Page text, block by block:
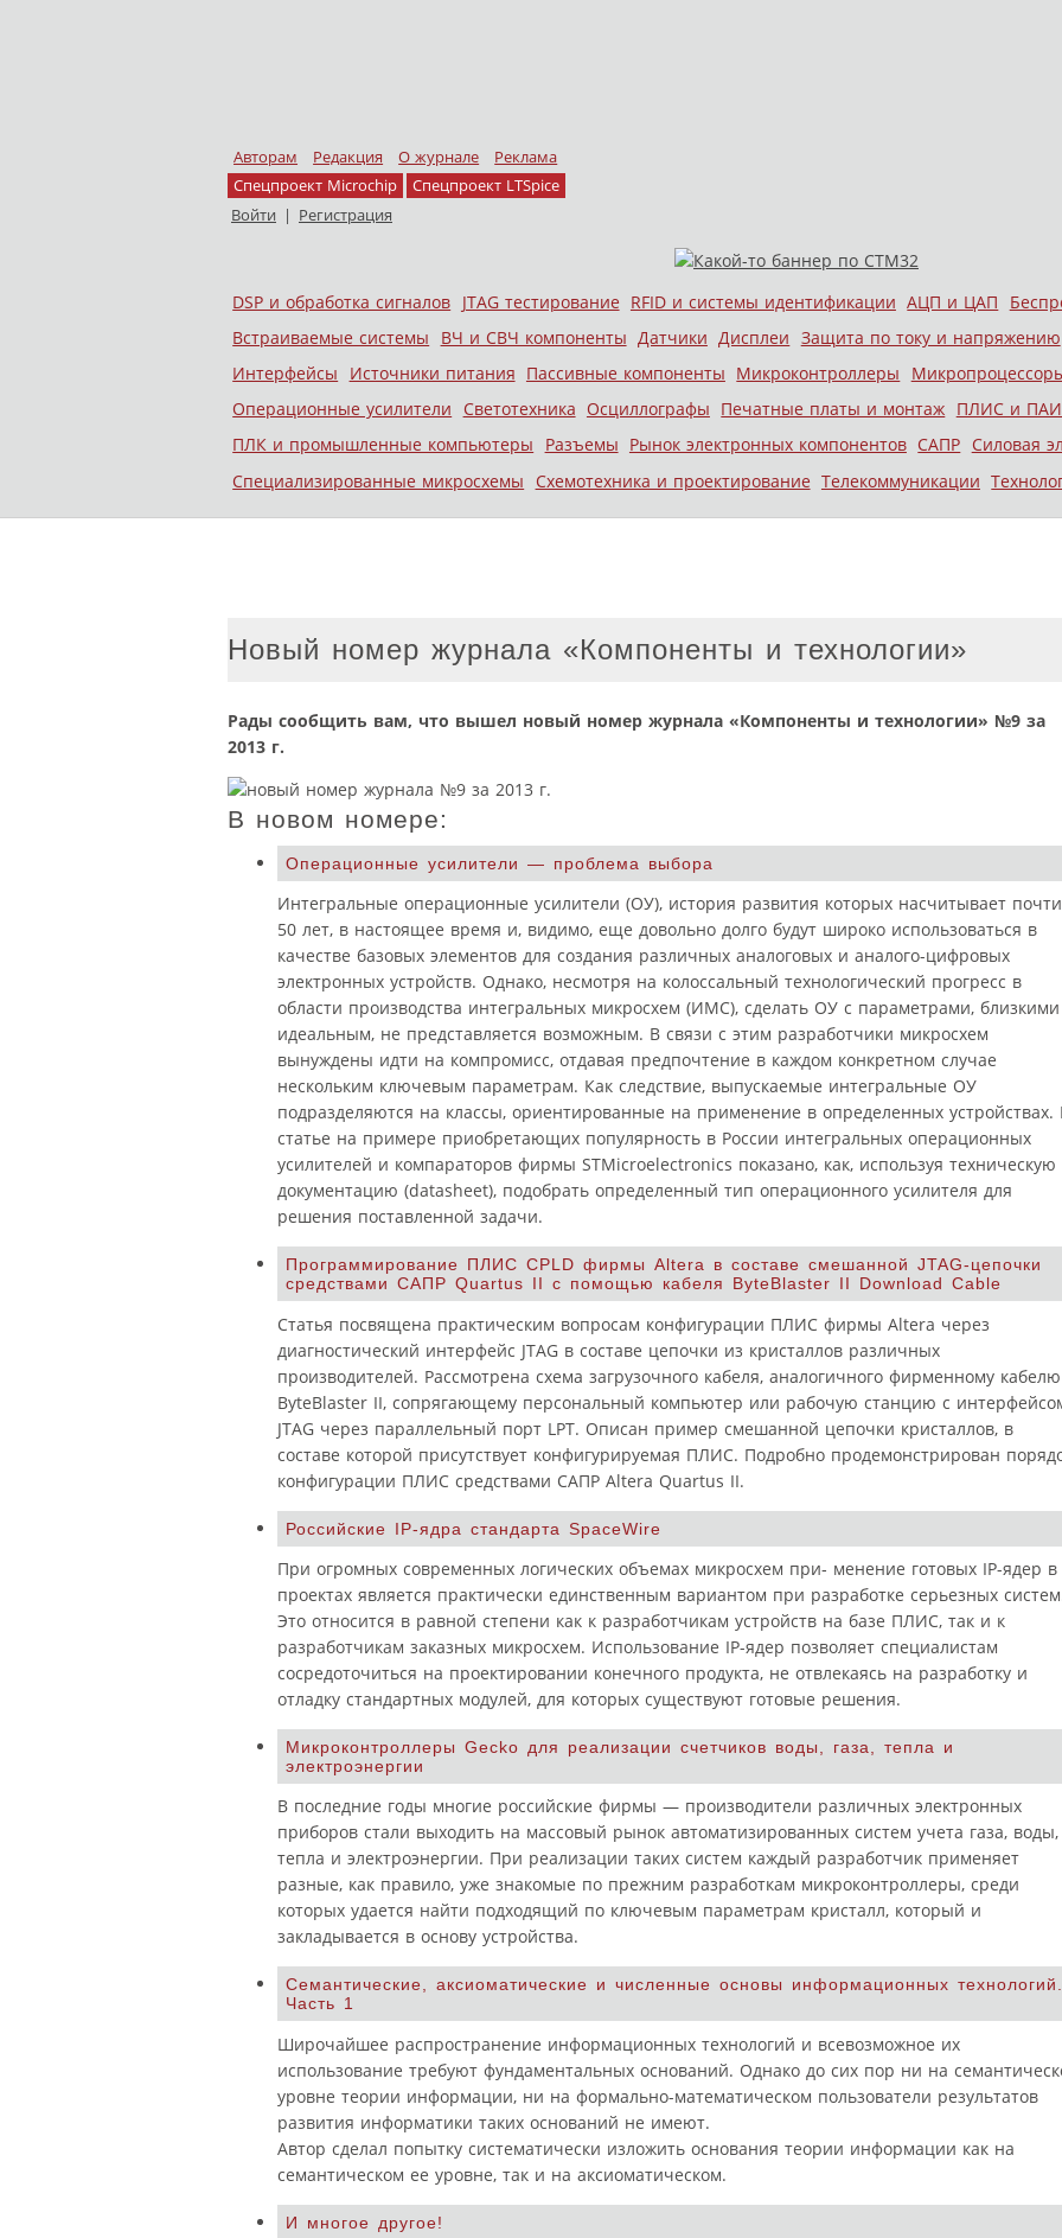
Авторам Редакция О журнале
Реклама
Спецпроект Microchip
Спецпроект LTSpice
Войти | Регистрация
Меню
Skip to content
DSP и обработка сигналов JTAG тестирование RFID и системы идентификации АЦП и ЦАП
Встраиваемые системы
ВЧ и СВЧ компоненты Датчики Дисплеи Защита по току и напряжению
Интерфейсы
Источники питания Пассивные компоненты Микроконтроллеры
Операционные усилители
Светотехника Осциллографы Печатные платы и монтаж ПЛИС и
ПЛК и промышленные компьютеры
Разъемы Рынок электронных компонентов САПР Силовая
Специализированные микросхемы
Схемотехника и проектирование Телекоммуникации
Новый номер журнала «Компоненты и технологии»
Рады сообщить вам, что вышел новый номер журнала «Компоненты и технологии» №9 за
2013 г.
В новом номере:
Операционные усилители — проблема выбора
Интегральные операционные усилители (ОУ), история развития которых насчитывает почти
50 лет, в настоящее время и, видимо, еще довольно долго будут широко использоваться в
качестве базовых элементов для создания различных аналоговых и аналого-цифровых
электронных устройств. Однако, несмотря на колоссальный технологический прогресс в
области производства интегральных микросхем (ИМС), сделать ОУ с параметрами,
идеальным, не представляется возможным. В связи с этим разработчики микросхем
вынуждены идти на компромисс, отдавая предпочтение в каждом конкретном случае
нескольким ключевым параметрам. Как следствие, выпускаемые интегральные ОУ
подразделяются на классы, ориентированные на применение в определенных устройствах.
статье на примере приобретающих популярность в России интегральных операционных
усилителей и компараторов фирмы STMicroelectronics показано, как, используя техническую
документацию (datasheet), подобрать определенный тип операционного усилителя для
решения поставленной задачи.
Программирование ПЛИС CPLD фирмы Altera в составе смешанной JTAG-цепочки
средствами САПР Quartus II с помощью кабеля ByteBlaster II Download Cable
Статья посвящена практическим вопросам конфигурации ПЛИС фирмы Altera через
диагностический интерфейс JTAG в составе цепочки из кристаллов различных
производителей. Рассмотрена схема загрузочного кабеля, аналогичного фирменному кабелю
ByteBlaster II, сопрягающему персональный компьютер или рабочую станцию с
JTAG через параллельный порт LPT. Описан пример смешанной цепочки кристаллов, в
составе которой присутствует конфигурируемая ПЛИС. Подробно продемонстрирован
конфигурации ПЛИС средствами САПР Altera Quartus II.
Российские IP-ядра стандарта SpaceWire
При огромных современных логических объемах микросхем при‑ менение готовых IP-ядер в
проектах является практически единственным вариантом при разработке серьезных
Это относится в равной степени как к разработчикам устройств на базе ПЛИС, так и к
разработчикам заказных микросхем. Использование IP-ядер позволяет специалистам
сосредоточиться на проектировании конечного продукта, не отвлекаясь на разработку и
отладку стандартных модулей, для которых существуют готовые решения.
Микроконтроллеры Gecko для реализации счетчиков воды, газа, тепла и
электроэнергии
В последние годы многие российские фирмы — производители различных электронных
приборов стали выходить на массовый рынок автоматизированных систем учета газа, воды,
тепла и электроэнергии. При реализации таких систем каждый разработчик применяет
разные, как правило, уже знакомые по прежним разработкам микроконтроллеры, среди
которых удается найти подходящий по ключевым параметрам кристалл, который и
закладывается в основу устройства.
Семантические, аксиоматические и численные основы информационных технологий.
Часть 1
Широчайшее распространение информационных технологий и всевозможное их
использование требуют фундаментальных оснований. Однако до сих пор ни на
уровне теории информации, ни на формально-математическом пользователи результатов
развития информатики таких оснований не имеют.
Автор сделал попытку систематически изложить основания теории информации как на
семантическом ее уровне, так и на аксиоматическом.
И многое другое!